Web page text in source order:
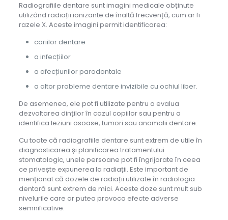
Radiografiile dentare sunt imagini medicale obținute
utilizând radiații ionizante de înaltă frecvență, cum ar fi
razele X. Aceste imagini permit identificarea:
cariilor dentare
a infecțiilor
a afecțiunilor parodontale
a altor probleme dentare invizibile cu ochiul liber.
De asemenea, ele pot fi utilizate pentru a evalua
dezvoltarea dinților în cazul copiilor sau pentru a
identifica leziuni osoase, tumori sau anomalii dentare.
Cu toate că radiografiile dentare sunt extrem de utile în
diagnosticarea și planificarea tratamentului
stomatologic, unele persoane pot fi îngrijorate în ceea
ce privește expunerea la radiații. Este important de
menționat că dozele de radiații utilizate în radiologia
dentară sunt extrem de mici. Aceste doze sunt mult sub
nivelurile care ar putea provoca efecte adverse
semnificative.